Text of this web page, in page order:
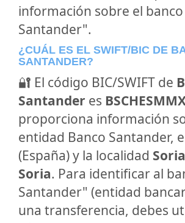
información sobre el
Santander".
¿CUÁL ES EL SWIFT/BIC DE
SANTANDER?
🔐 El código BIC/SWIFT de
Santander es
proporciona información
entidad Banco Santander,
(España) y la localidad
Soria. Para identificar al
Santander" (entidad
una transferencia, debes